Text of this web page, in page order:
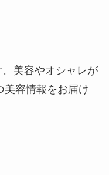
美容やオシャレが
美容情報をお届け